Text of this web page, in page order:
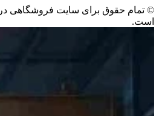
©️ تمام حقوق برای سایت فروشگاهی
است.